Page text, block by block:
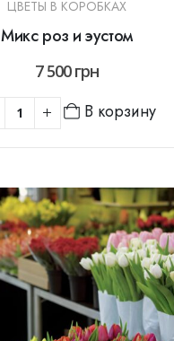
ЦВЕТЫ В КОРОБКАХ
Микс роз и эустом
7 500грн
В корзину